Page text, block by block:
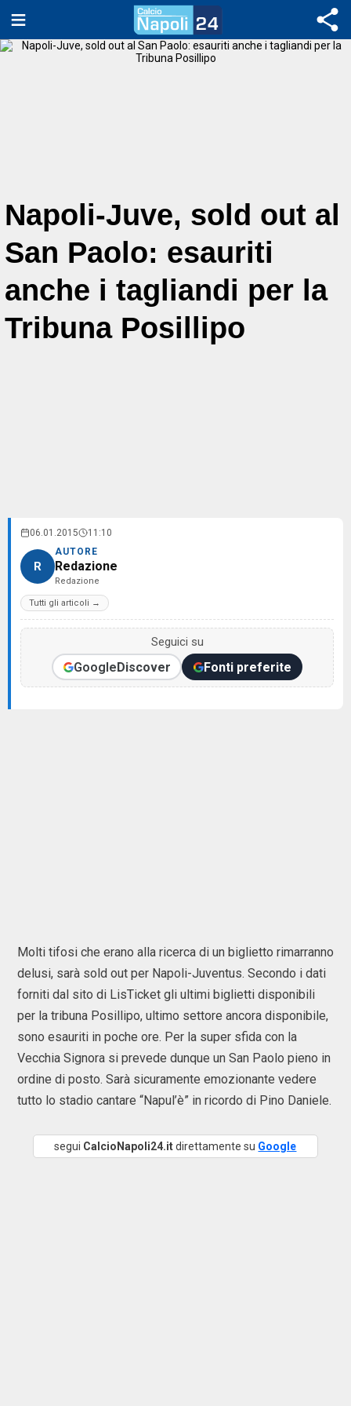
Napoli-Juve, sold out al
San Paolo: esauriti
anche i tagliandi per la
Tribuna Posillipo
06.01.2015 11:10
R
AUTORE
Redazione
Redazione
Tutti gli articoli →
Seguici su
GoogleDiscover Fonti preferite
Molti tifosi che erano alla ricerca di un biglietto rimarranno
delusi, sarà sold out per Napoli-Juventus. Secondo i dati
forniti dal sito di LisTicket gli ultimi biglietti disponibili
per la tribuna Posillipo, ultimo settore ancora disponibile,
sono esauriti in poche ore. Per la super sfida con la
Vecchia Signora si prevede dunque un San Paolo pieno in
ordine di posto. Sarà sicuramente emozionante vedere
tutto lo stadio cantare “Napul’è” in ricordo di Pino Daniele.
segui CalcioNapoli24.itdirettamente su Google